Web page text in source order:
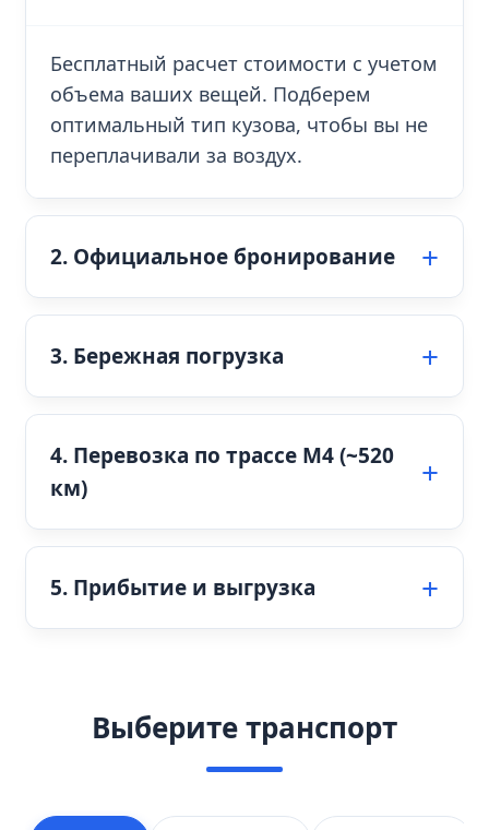
Бесплатный расчет стоимости с учетом
объема ваших вещей. Подберем
оптимальный тип кузова, чтобы вы не
переплачивали за воздух.
2. Официальное бронирование
3. Бережная погрузка
4. Перевозка по трассе М4 (~520
км)
5. Прибытие и выгрузка
Выберите транспорт